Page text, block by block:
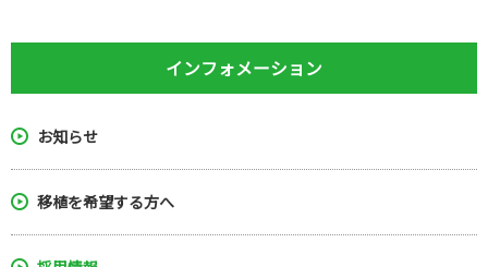
インフォメーション
お知らせ
移植を希望する方へ